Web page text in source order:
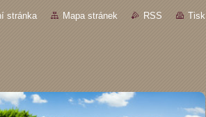
stránka Mapa stránek RSS Tisk